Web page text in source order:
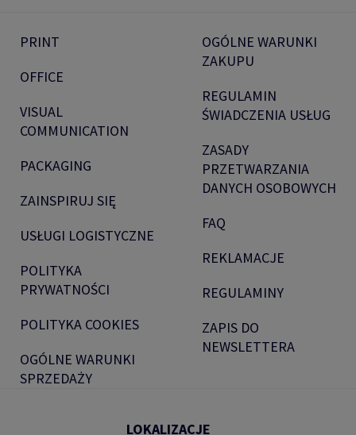
PRINT
OFFICE
VISUAL
COMMUNICATION
PACKAGING
ZAINSPIRUJ SIĘ
USŁUGI LOGISTYCZNE
POLITYKA
PRYWATNOŚCI
POLITYKA COOKIES
OGÓLNE WARUNKI
SPRZEDAŻY
OGÓLNE WARUNKI
ZAKUPU
REGULAMIN
ŚWIADCZENIA USŁUG
ZASADY
PRZETWARZANIA
DANYCH OSOBOWYCH
FAQ
REKLAMACJE
REGULAMINY
ZAPIS DO
NEWSLETTERA
LOKALIZACJE